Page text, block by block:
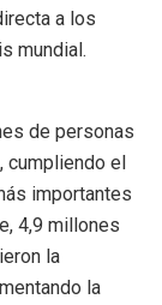
a los
mundial.
de personas
cumpliendo el
importantes
4,9 millones
la
la